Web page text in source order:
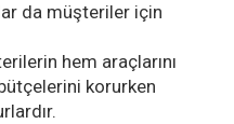
da müşteriler için
hem araçlarını
korurken